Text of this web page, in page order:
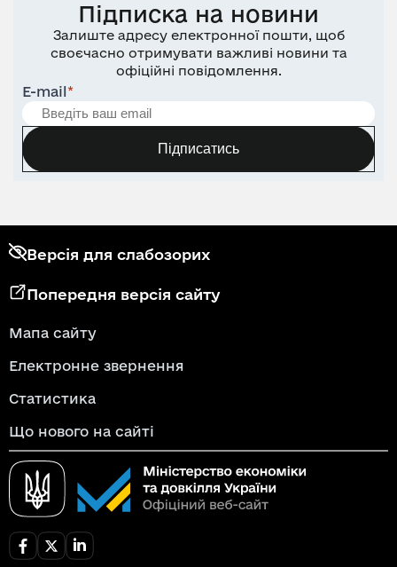
Підписка на новини
Залиште адресу електронної пошти, щоб
своєчасно отримувати важливі новини та
офіційні повідомлення.
E-mail*
Підписатись
Версія для слабозорих
Попередня версія сайту
Мапа сайту
Електронне звернення
Статистика
Що нового на сайті